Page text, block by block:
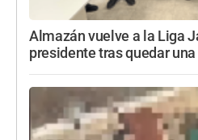
Almazán vuelve a la Liga
presidente tras quedar